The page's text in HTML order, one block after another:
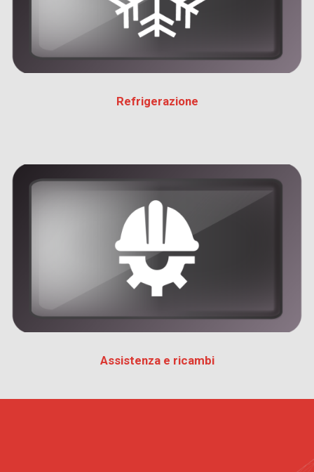
Refrigerazione
Assistenza e ricambi